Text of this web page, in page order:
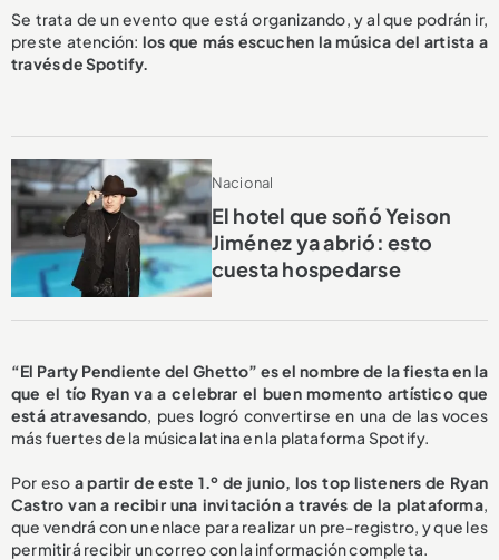
Se trata de un evento que está organizando, y al que podrán ir,
preste atención: los que más escuchen la música del artista a
través de Spotify.
Nacional
El hotel que soñó Yeison
Jiménez ya abrió: esto
cuesta hospedarse
“El Party Pendiente del Ghetto” es el nombre de la fiesta en la
que el tío Ryan va a celebrar el buen momento artístico que
está atravesando, pues logró convertirse en una de las voces
más fuertes de la música latina en la plataforma Spotify.
Por eso a partir de este 1.º de junio, los top listeners de Ryan
Castro van a recibir una invitación a través de la plataforma,
que vendrá con un enlace para realizar un pre-registro, y que les
permitirá recibir un correo con la información completa.